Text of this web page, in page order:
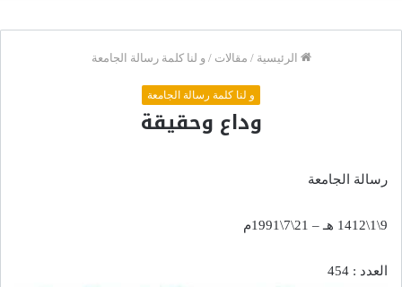
الرئيسية / مقالات / و لنا كلمة رسالة الجامعة
و لنا كلمة رسالة الجامعة
وداع وحقيقة
رسالة الجامعة
9\1\1412 هـ – 21\7\1991م
العدد : 454